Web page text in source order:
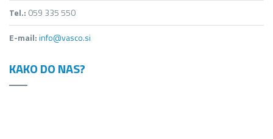
Tel.: 059 335 550
E-mail:info@vasco.si
KAKO DO NAS?